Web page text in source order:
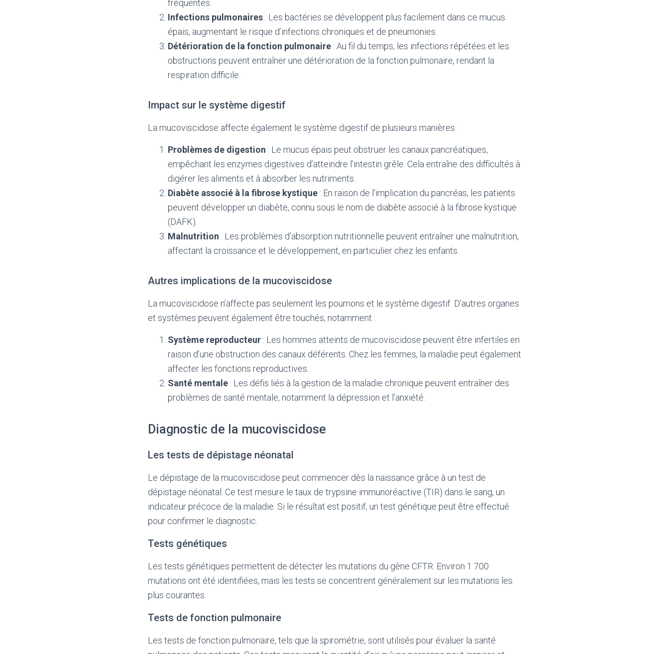
fréquentes.
Infections pulmonaires : Les bactéries se développent plus facilement dans ce mucus
épais, augmentant le risque d’infections chroniques et de pneumonies.
Détérioration de la fonction pulmonaire : Au fil du temps, les infections répétées et les
obstructions peuvent entraîner une détérioration de la fonction pulmonaire, rendant la
respiration difficile.
Impact sur le système digestif
La mucoviscidose affecte également le système digestif de plusieurs manières :
Problèmes de digestion : Le mucus épais peut obstruer les canaux pancréatiques,
empêchant les enzymes digestives d’atteindre l’intestin grêle. Cela entraîne des difficultés à
digérer les aliments et à absorber les nutriments.
Diabète associé à la fibrose kystique : En raison de l’implication du pancréas, les patients
peuvent développer un diabète, connu sous le nom de diabète associé à la fibrose kystique
(DAFK).
Malnutrition : Les problèmes d’absorption nutritionnelle peuvent entraîner une malnutrition,
affectant la croissance et le développement, en particulier chez les enfants.
Autres implications de la mucoviscidose
La mucoviscidose n’affecte pas seulement les poumons et le système digestif. D’autres organes
et systèmes peuvent également être touchés, notamment :
Système reproducteur : Les hommes atteints de mucoviscidose peuvent être infertiles en
raison d’une obstruction des canaux déférents. Chez les femmes, la maladie peut également
affecter les fonctions reproductives.
Santé mentale : Les défis liés à la gestion de la maladie chronique peuvent entraîner des
problèmes de santé mentale, notamment la dépression et l’anxiété.
Diagnostic de la mucoviscidose
Les tests de dépistage néonatal
Le dépistage de la mucoviscidose peut commencer dès la naissance grâce à un test de
dépistage néonatal. Ce test mesure le taux de trypsine immunoréactive (TIR) dans le sang, un
indicateur précoce de la maladie. Si le résultat est positif, un test génétique peut être effectué
pour confirmer le diagnostic.
Tests génétiques
Les tests génétiques permettent de détecter les mutations du gène CFTR. Environ 1 700
mutations ont été identifiées, mais les tests se concentrent généralement sur les mutations les
plus courantes.
Tests de fonction pulmonaire
Les tests de fonction pulmonaire, tels que la spirométrie, sont utilisés pour évaluer la santé